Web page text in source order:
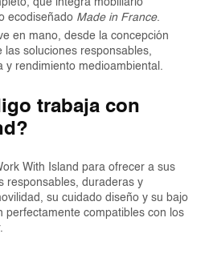
que integra mobiliario
ecodiseñado Made in France.
en mano, desde la concepción
las soluciones responsables,
y rendimiento medioambiental.
trabaja con
With Island para ofrecer a sus
responsables, duraderas y
su cuidado diseño y su bajo
perfectamente compatibles con los